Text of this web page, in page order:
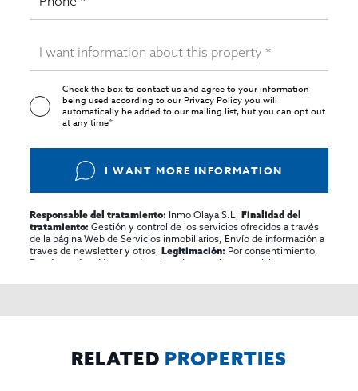
Check the box to contact us and agree to your information
being used according to ourPrivacy Policyyou will
automatically be added to our mailing list, but you can opt out
at any time*
I WANT MORE INFORMATION
Responsable del tratamiento: Inmo Olaya S.L,Finalidad del
tratamiento: Gestión y control de los servicios ofrecidos a través
de la página Web de Servicios inmobiliarios, Envío de información a
traves de newsletter y otros,Legitimación: Por consentimiento,
Destinatarios:
No se cederan los datos, salvo para elaborar
rectificar y suprimir los datos, solicitar la portabilidad de los
RELATED PROPERTIES